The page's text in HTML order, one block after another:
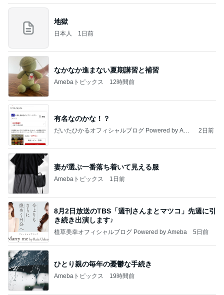
地獄
日本人 1日前
なかなか進まない夏期講習と補習
Amebaトピックス 12時間前
有名なのかな！？
だいたひかるオフィシャルブログ Powered by Ame
2日前
妻が選ぶ一番落ち着いて見える服
Amebaトピックス 1日前
8月2日放送のTBS「週刊さんまとマツコ」先週に引
き続き出演します♪
植草美幸オフィシャルブログ Powered by Ameba 5日前
ひとり親の毎年の憂鬱な手続き
Amebaトピックス 19時間前